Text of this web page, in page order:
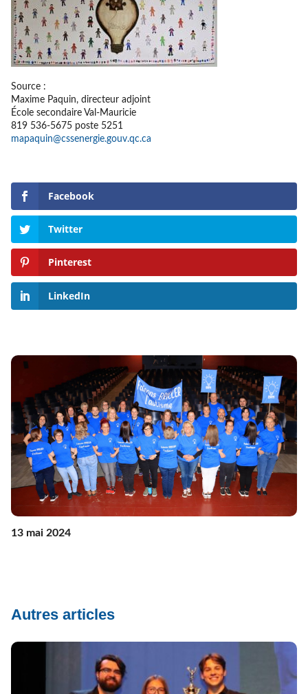
Source :
Maxime Paquin, directeur adjoint
École secondaire Val-Mauricie
819 536-5675 poste 5251
mapaquin@cssenergie.gouv.qc.ca
Facebook
Twitter
Pinterest
LinkedIn
13 mai 2024
Autres articles